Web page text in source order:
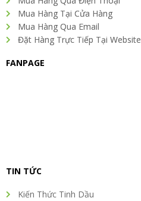
Mua Hàng Tại Cửa Hàng
Mua Hàng Qua Email
Đặt Hàng Trực Tiếp Tại Website
FANPAGE
TIN TỨC
Kiến Thức Tinh Dầu